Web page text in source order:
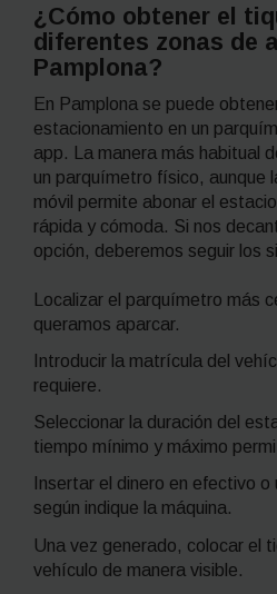
¿Cómo obtener el
diferentes zonas de
Pamplona?
En Pamplona se puede
estacionamiento en un
app. La manera más habitual
un parquímetro físico, aunque
móvil permite abonar el
rápida y cómoda. Si nos
opción, deberemos seguir los
Localizar el parquímetro más
queramos aparcar.
Introducir la matrícula del
requiere.
Seleccionar la duración del
tiempo mínimo y máximo
Insertar el dinero en efectivo
según indique la máquina.
Una vez generado, colocar el
vehículo de manera visible.